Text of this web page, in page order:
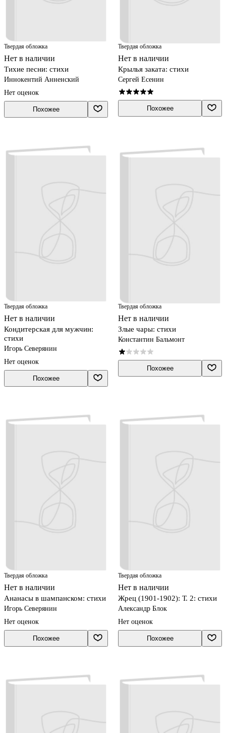
Твердая обложка
Нет в наличии
Тихие песни: стихи
Иннокентий Анненский
Нет оценок
Похожее
Твердая обложка
Нет в наличии
Крылья заката: стихи
Сергей Есенин
Похожее
Твердая обложка
Нет в наличии
Кондитерская для мужчин:
стихи
Игорь Северянин
Нет оценок
Похожее
Твердая обложка
Нет в наличии
Злые чары: стихи
Константин Бальмонт
Похожее
Твердая обложка
Нет в наличии
Ананасы в шампанском: стихи
Игорь Северянин
Нет оценок
Похожее
Твердая обложка
Нет в наличии
Жрец (1901-1902): Т. 2: стихи
Александр Блок
Нет оценок
Похожее